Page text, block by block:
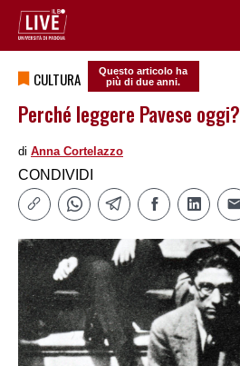
CULTURA
Questo articolo ha
più di due anni.
Perché leggere Pavese oggi?
di Anna Cortelazzo
CONDIVIDI